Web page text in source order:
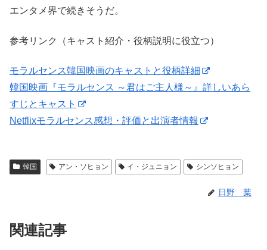
エンタメ界で続きそうだ。
参考リンク（キャスト紹介・役柄説明に役立つ）
モラルセンス韓国映画のキャストと役柄詳細
韓国映画『モラルセンス ～君はご主人様～』詳しいあら
すじとキャスト
Netflixモラルセンス感想・評価と出演者情報
韓国 アン・ソヒョン イ・ジュニョン シンソヒョン
日野 葉
関連記事